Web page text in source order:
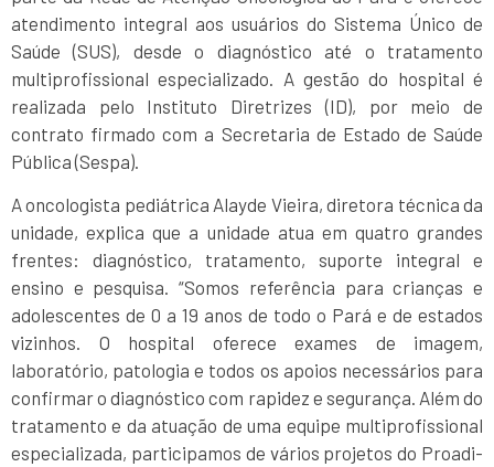
atendimento integral aos usuários do Sistema Único de
Saúde (SUS), desde o diagnóstico até o tratamento
multiprofissional especializado. A gestão do hospital é
realizada pelo Instituto Diretrizes (ID), por meio de
contrato firmado com a Secretaria de Estado de Saúde
Pública (Sespa).
A oncologista pediátrica Alayde Vieira, diretora técnica da
unidade, explica que a unidade atua em quatro grandes
frentes: diagnóstico, tratamento, suporte integral e
ensino e pesquisa. “Somos referência para crianças e
adolescentes de 0 a 19 anos de todo o Pará e de estados
vizinhos. O hospital oferece exames de imagem,
laboratório, patologia e todos os apoios necessários para
confirmar o diagnóstico com rapidez e segurança. Além do
tratamento e da atuação de uma equipe multiprofissional
especializada, participamos de vários projetos do Proadi-